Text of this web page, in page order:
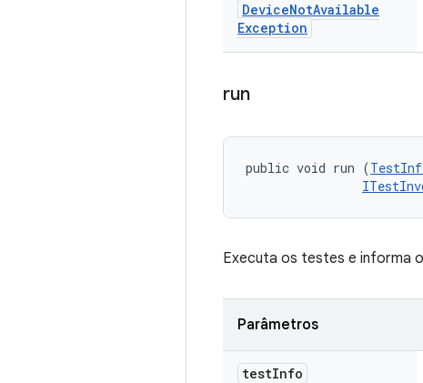
DeviceNotAvailable
Exception
run
public void run (
Executa os testes e informa
Parâmetros
testInfo